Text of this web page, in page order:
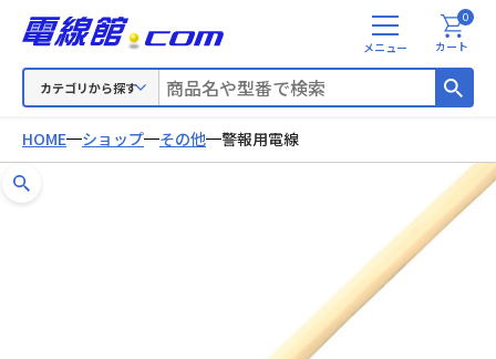
カテゴリから探す
メ
ニ
カート
0
HOME ショップ その他 警報用電線